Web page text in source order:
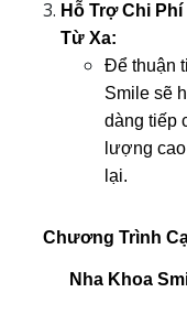
Hỗ Trợ Chi
Từ Xa:
Để thuận
Smile sẽ
dàng tiếp
lượng
lại.
Chương Trình
Nha Khoa